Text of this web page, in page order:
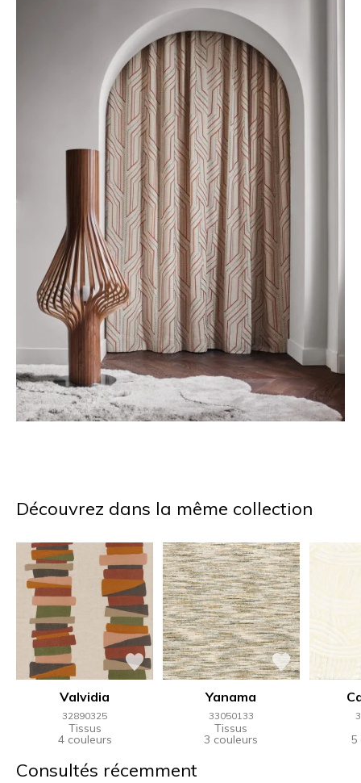
Découvrez dans la même collection
Valvidia
32890325
Tissus
4 couleurs
Yanama
33050133
Tissus
3 couleurs 5
Consultés récemment